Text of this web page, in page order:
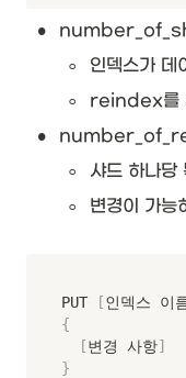
•
◦ 인덱스가 데
◦ reindex를
•
◦ 샤드 하나당
◦ 변경이 가능
PUT [인덱스 이
{
[변경 사항]
}